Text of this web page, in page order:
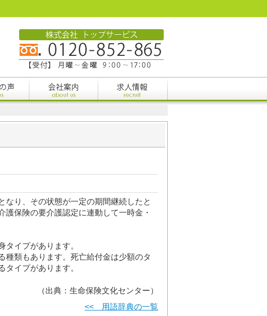
なり、その状態が一定の期間継続したと
護保険の要介護認定に連動して一時金・
タイプがあります。
種類もあります。死亡給付金は少額のタ
タイプがあります。
（出典：生命保険文化センター）
<< 用語辞典の一覧